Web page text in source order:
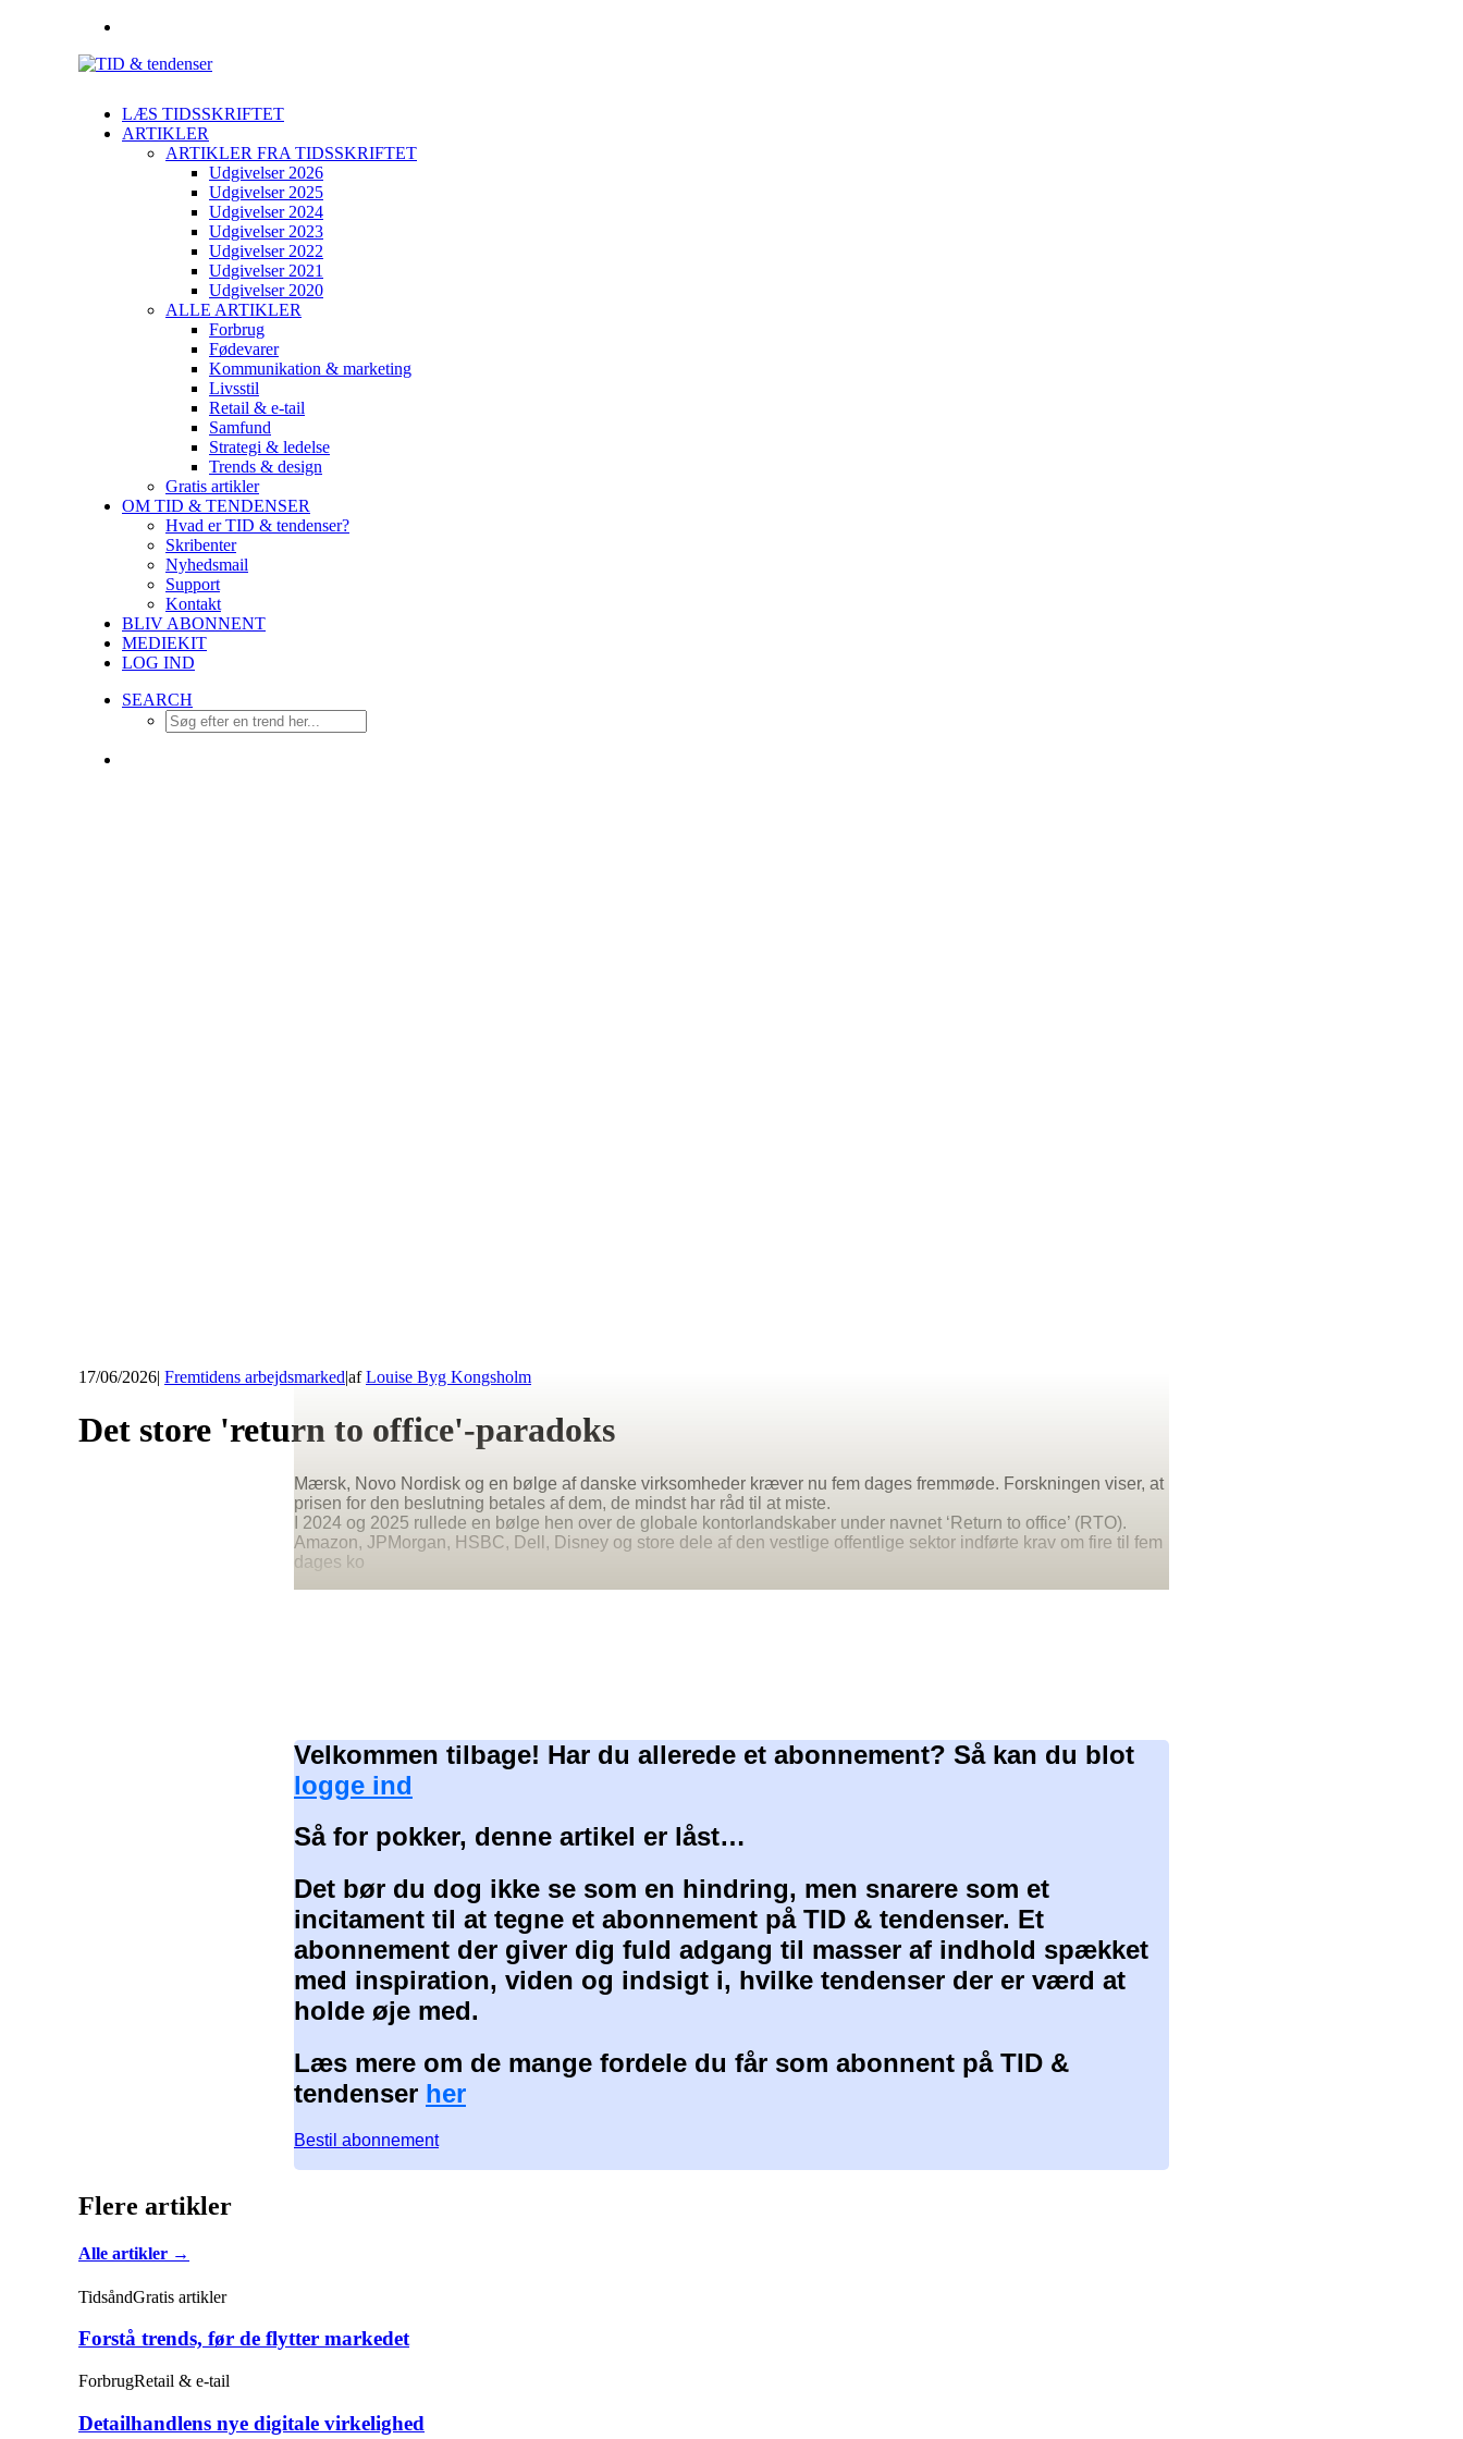
LÆS TIDSSKRIFTET
ARTIKLER
ARTIKLER FRA TIDSSKRIFTET
Udgivelser 2026
Udgivelser 2025
Udgivelser 2024
Udgivelser 2023
Udgivelser 2022
Udgivelser 2021
Udgivelser 2020
ALLE ARTIKLER
Forbrug
Fødevarer
Kommunikation & marketing
Livsstil
Retail & e-tail
Samfund
Strategi & ledelse
Trends & design
Gratis artikler
OM TID & TENDENSER
Hvad er TID & tendenser?
Skribenter
Nyhedsmail
Support
Kontakt
BLIV ABONNENT
MEDIEKIT
LOG IND
SEARCH
17/06/2026| Fremtidens arbejdsmarked|afLouise Byg Kongsholm
Det store 'return to office'-paradoks
Mærsk, Novo Nordisk og en bølge af danske virksomheder kræver nu fem dages fremmøde. Forskningen viser, at
prisen for den beslutning betales af dem, de mindst har råd til at miste.
I 2024 og 2025 rullede en bølge hen over de globale kontorlandskaber under navnet ‘Return to office’ (RTO).
Amazon, JPMorgan, HSBC, Dell, Disney og store dele af den vestlige offentlige sektor indførte krav om fire til fem
dages ko
Velkommen tilbage! Har du allerede et abonnement? Så kan du blot
logge ind
Så for pokker, denne artikel er låst…
Det bør du dog ikke se som en hindring, men snarere som et
incitament til at tegne et abonnement på TID & tendenser. Et
abonnement der giver dig fuld adgang til masser af indhold spækket
med inspiration, viden og indsigt i, hvilke tendenser der er værd at
holde øje med.
Læs mere om de mange fordele du får som abonnent på TID &
tendenser her
Bestil abonnement
Flere artikler
Alle artikler →
TidsåndGratis artikler
Forstå trends, før de flytter markedet
ForbrugRetail & e-tail
Detailhandlens nye digitale virkelighed